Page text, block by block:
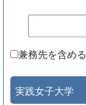
兼務先を含める
実践女子大学